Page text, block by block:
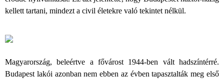
kellett tartani, mindezt a civil életekre való tekintet nélkül.
Magyarország, beleértve a fővárost 1944-ben vált hadszíntérré.
Budapest lakói azonban nem ebben az évben tapasztalták meg első